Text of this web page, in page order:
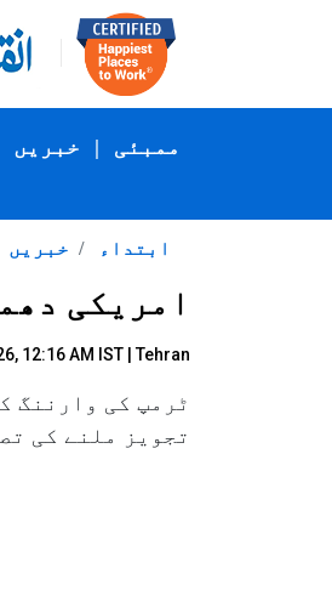
خبریں | ممبئی
خبریں ابتداء
امریکی
12:16 AM IST | Tehran
ٹرمپ کی وارننگ
تجویز ملنے کی